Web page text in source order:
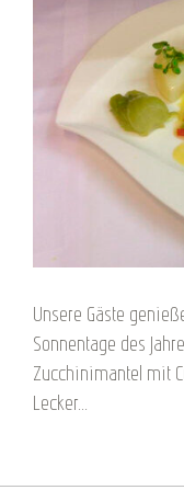
Unsere Gäste
Sonnentage des
Zucchinimantel mit
Lecker...